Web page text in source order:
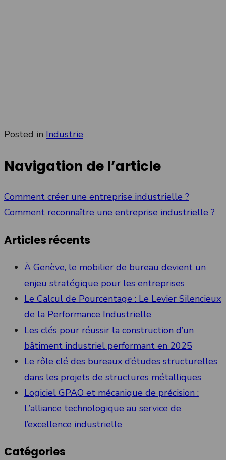
Posted in Industrie
Navigation de l’article
Comment créer une entreprise industrielle ?
Comment reconnaître une entreprise industrielle ?
Articles récents
À Genève, le mobilier de bureau devient un
enjeu stratégique pour les entreprises
Le Calcul de Pourcentage : Le Levier Silencieux
de la Performance Industrielle
Les clés pour réussir la construction d’un
bâtiment industriel performant en 2025
Le rôle clé des bureaux d’études structurelles
dans les projets de structures métalliques
Logiciel GPAO et mécanique de précision :
L’alliance technologique au service de
l’excellence industrielle
Catégories